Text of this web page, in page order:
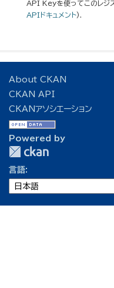
API Keyを使ってこのレジ
APIドキュメント).
About CKAN
CKAN API
CKANアソシエーション
Powered by
言語